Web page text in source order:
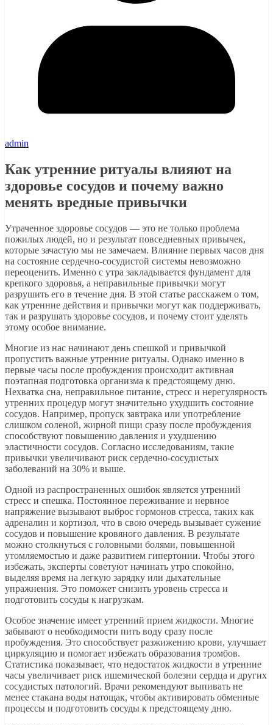
admin
Как утренние ритуалы влияют на
здоровье сосудов и почему важно
менять вредные привычки
Утраченное здоровье сосудов — это не только проблема
пожилых людей, но и результат повседневных привычек,
которые зачастую мы не замечаем. Влияние первых часов дня
на состояние сердечно-сосудистой системы невозможно
переоценить. Именно с утра закладывается фундамент для
крепкого здоровья, а неправильные привычки могут
разрушить его в течение дня. В этой статье расскажем о том,
как утренние действия и привычки могут как поддерживать,
так и разрушать здоровье сосудов, и почему стоит уделять
этому особое внимание.
Многие из нас начинают день спешкой и привычкой
пропустить важные утренние ритуалы. Однако именно в
первые часы после пробуждения происходит активная
поэтапная подготовка организма к предстоящему дню.
Нехватка сна, неправильное питание, стресс и нерегулярность
утренних процедур могут значительно ухудшить состояние
сосудов. Например, пропуск завтрака или употребление
слишком соленой, жирной пищи сразу после пробуждения
способствуют повышению давления и ухудшению
эластичности сосудов. Согласно исследованиям, такие
привычки увеличивают риск сердечно-сосудистых
заболеваний на 30% и выше.
Одной из распространенных ошибок является утренний
стресс и спешка. Постоянное переживание и нервное
напряжение вызывают выброс гормонов стресса, таких как
адреналин и кортизол, что в свою очередь вызывает сужение
сосудов и повышение кровяного давления. В результате
можно столкнуться с головными болями, повышенной
утомляемостью и даже развитием гипертонии. Чтобы этого
избежать, эксперты советуют начинать утро спокойно,
выделяя время на легкую зарядку или дыхательные
упражнения. Это поможет снизить уровень стресса и
подготовить сосуды к нагрузкам.
Особое значение имеет утренний прием жидкости. Многие
забывают о необходимости пить воду сразу после
пробуждения. Это способствует разжижению крови, улучшает
циркуляцию и помогает избежать образования тромбов.
Статистика показывает, что недостаток жидкости в утренние
часы увеличивает риск ишемической болезни сердца и других
сосудистых патологий. Врачи рекомендуют выпивать не
менее стакана воды натощак, чтобы активировать обменные
процессы и подготовить сосуды к предстоящему дню.